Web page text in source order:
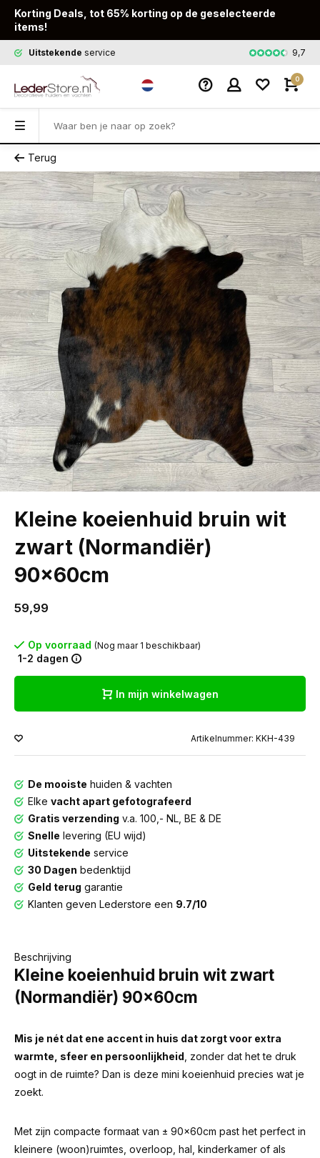
Korting Deals, tot 65% korting op de geselecteerde
items!
Uitstekende service Snelle9,7
0
Terug
Kleine koeienhuid bruin wit
zwart (Normandiër)
90x60cm
59,99
Op voorraad (Nog maar 1 beschikbaar)
1-2 dagen
In mijn winkelwagen
Artikelnummer: KKH-439
De mooiste huiden & vachten
Elke vacht apart gefotografeerd
Gratis verzending v.a. 100,- NL, BE & DE
Snelle levering (EU wijd)
Uitstekende service
30 Dagen bedenktijd
Geld terug garantie
Klanten geven Lederstore een 9.7/10
Beschrijving
Kleine koeienhuid bruin wit zwart
(Normandiër) 90x60cm
Mis je nét dat ene accent in huis dat zorgt voor extra
warmte, sfeer en persoonlijkheid , zonder dat het te druk
oogt in de ruimte? Dan is deze mini koeienhuid precies wat je
zoekt.
Met zijn compacte formaat van ± 90x60cm past het perfect in
kleinere (woon)ruimtes, overloop, hal, kinderkamer of als